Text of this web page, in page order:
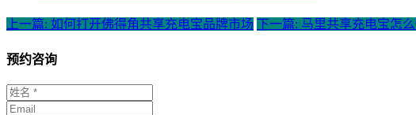
上一篇: 如何打开佛得角共享充电宝品牌市场 下一篇: 马里共享充电宝怎么
预约咨询